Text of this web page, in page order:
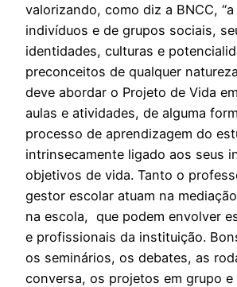
valorizando, como diz a BNCC,
indivíduos e de grupos sociais,
identidades, culturas e
preconceitos de qualquer
deve abordar o Projeto de Vida
aulas e atividades, de alguma
processo de aprendizagem do
intrinsecamente ligado aos seus
objetivos de vida. Tanto o
gestor escolar atuam na
na escola, que podem envolver
e profissionais da instituição.
os seminários, os debates, as
conversa, os projetos em grupo e